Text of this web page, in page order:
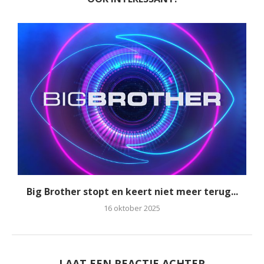
Big Brother stopt en keert niet meer terug...
16 oktober 2025